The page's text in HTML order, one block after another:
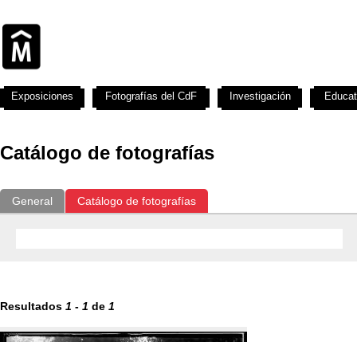
Catálogo de fotografías
General Catálogo de fotografías
Resultados 1 - 1 de 1
Exposiciones Fotografías del CdF Investigación